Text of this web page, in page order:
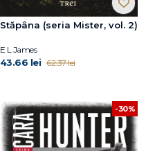
Stăpâna (seria Mister, vol. 2)
E L James
43.66 lei 62.37 lei
-30%